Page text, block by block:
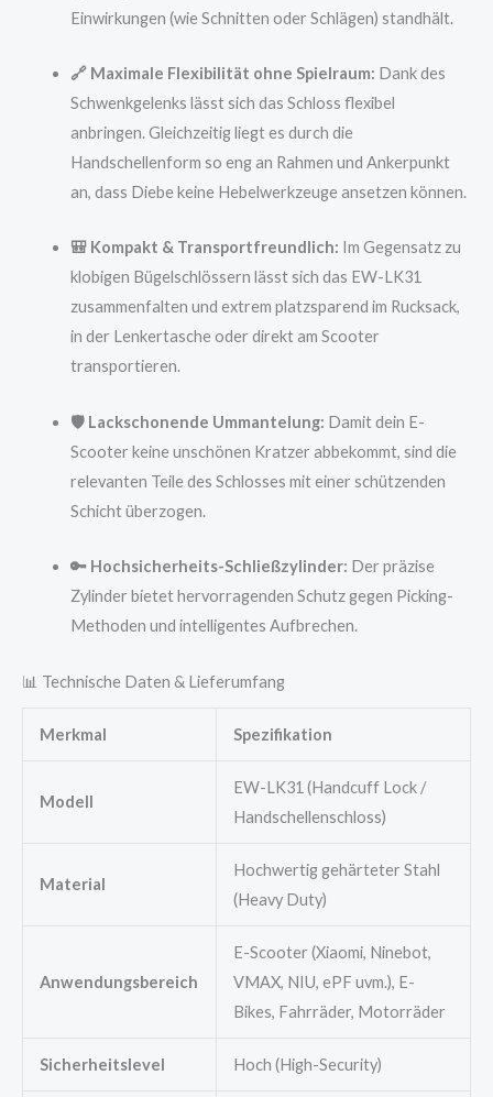
Einwirkungen (wie Schnitten oder Schlägen) standhält.
🔗 Maximale Flexibilität ohne Spielraum: Dank des
Schwenkgelenks lässt sich das Schloss flexibel
anbringen. Gleichzeitig liegt es durch die
Handschellenform so eng an Rahmen und Ankerpunkt
an, dass Diebe keine Hebelwerkzeuge ansetzen können.
🎒 Kompakt & Transportfreundlich: Im Gegensatz zu
klobigen Bügelschlössern lässt sich das EW-LK31
zusammenfalten und extrem platzsparend im Rucksack,
in der Lenkertasche oder direkt am Scooter
transportieren.
🛡️ Lackschonende Ummantelung: Damit dein E-
Scooter keine unschönen Kratzer abbekommt, sind die
relevanten Teile des Schlosses mit einer schützenden
Schicht überzogen.
🔑 Hochsicherheits-Schließzylinder: Der präzise
Zylinder bietet hervorragenden Schutz gegen Picking-
Methoden und intelligentes Aufbrechen.
📊 Technische Daten & Lieferumfang
Merkmal Spezifikation
Modell
EW-LK31 (Handcuff Lock /
Handschellenschloss)
Material
Hochwertig gehärteter Stahl
(Heavy Duty)
Anwendungsbereich
E-Scooter (Xiaomi, Ninebot,
VMAX, NIU, ePF uvm.), E-
Bikes, Fahrräder, Motorräder
Sicherheitslevel Hoch (High-Security)